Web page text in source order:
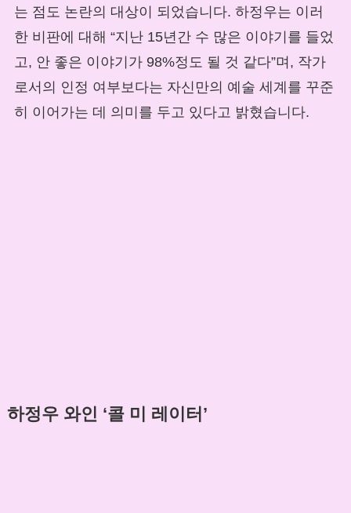
는 점도 논란의 대상이 되었습니다. 하정우는 이러
한 비판에 대해 “지난 15년간 수 많은 이야기를 들었
고, 안 좋은 이야기가 98%정도 될 것 같다”며, 작가
로서의 인정 여부보다는 자신만의 예술 세계를 꾸준
히 이어가는 데 의미를 두고 있다고 밝혔습니다.
하정우 와인 ‘콜 미 레이터’